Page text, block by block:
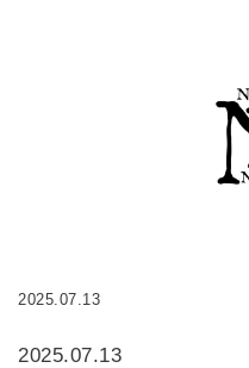
2025.07.13
2025.07.13